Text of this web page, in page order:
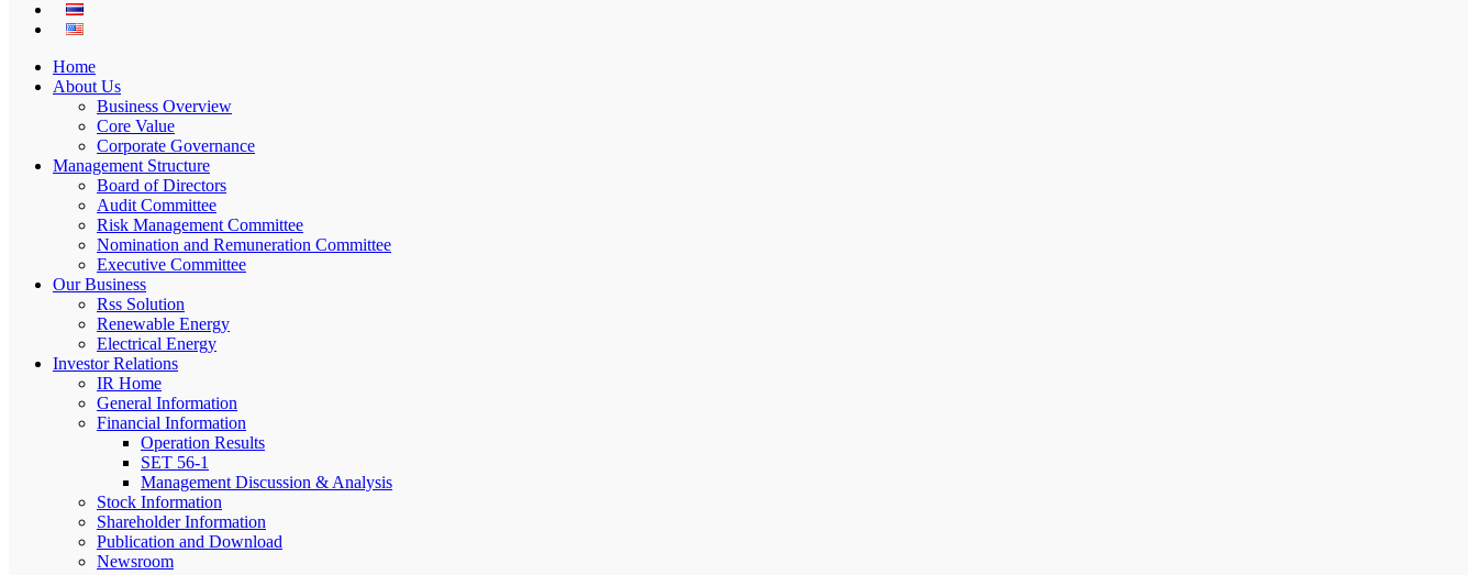
Home
About Us
Business Overview
Core Value
Corporate Governance
Management Structure
Board of Directors
Audit Committee
Risk Management Committee
Nomination and Remuneration Committee
Executive Committee
Our Business
Rss Solution
Renewable Energy
Electrical Energy
Investor Relations
IR Home
General Information
Financial Information
Operation Results
SET 56-1
Management Discussion & Analysis
Stock Information
Shareholder Information
Publication and Download
Newsroom